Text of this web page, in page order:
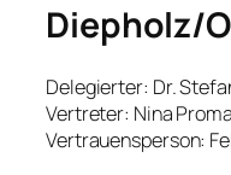
Diepholz/
Delegierter: Dr.
Vertreter: Nina
Vertrauensperson: